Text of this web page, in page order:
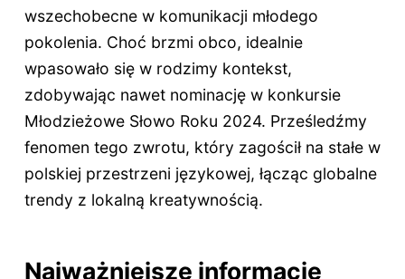
wszechobecne w komunikacji młodego
pokolenia. Choć brzmi obco, idealnie
wpasowało się w rodzimy kontekst,
zdobywając nawet nominację w konkursie
Młodzieżowe Słowo Roku 2024. Prześledźmy
fenomen tego zwrotu, który zagościł na stałe w
polskiej przestrzeni językowej, łącząc globalne
trendy z lokalną kreatywnością.
Najważniejsze informacje